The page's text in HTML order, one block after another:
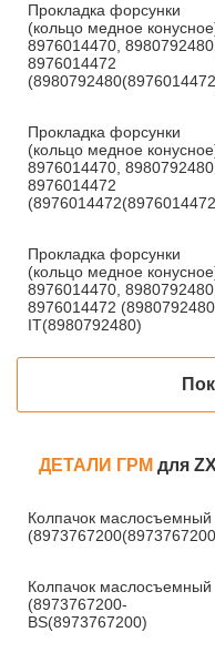
Прокладка форсунки
(кольцо медное
8976014470, 8980792480,
8976014472
Прокладка форсунки
(кольцо медное
8976014470, 8980792480,
8976014472
Прокладка форсунки
(кольцо медное
8976014470, 8980792480,
8976014472
IT(8980792480)
ДЕТАЛИ ГРМ для
Колпачок маслосъемный
Колпачок маслосъемный
(8973767200-
BS(8973767200)